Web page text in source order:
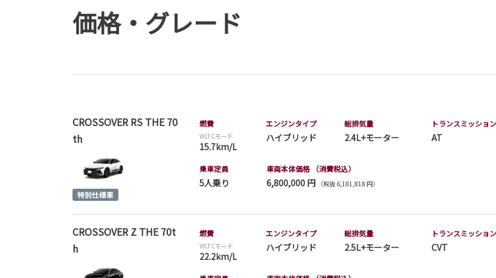
価格・グレード
CROSSOVER RS THE 70
th
燃費
WLTCモード
15.7km/L
エンジンタイプ
ハイブリッド
総排気量
2.4L+モーター
トランスミッション
AT
乗車定員
5人乗り
車両本体価格 （消費税込）
6,800,000 円 （税抜 6,181,818 円）
CROSSOVER Z THE 70t
h
燃費
WLTCモード
22.2km/L
エンジンタイプ
ハイブリッド
総排気量
2.5L+モーター
トランスミッション
CVT